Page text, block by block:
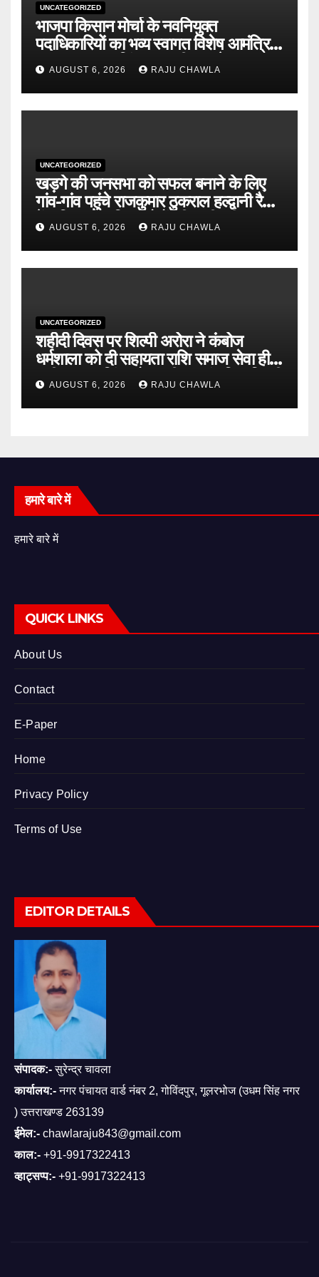
UNCATEGORIZED
भाजपा किसान मोर्चा के नवनियुक्त
पदाधिकारियों का भव्य स्वागत विशेष आमंत्रित
सदस्य हरलॉक सिंह नामधारी व प्रदेश
कार्यकारिणी सदस्य गोल्डी सूरी का हुआ सम्मान
AUGUST 6, 2026 RAJU CHAWLA
UNCATEGORIZED
खड़गे की जनसभा को सफल बनाने के लिए
गांव-गांव पहुंचे राजकुमार ठुकराल हल्द्वानी रैली
में अधिक से अधिक लोगों की भागीदारी का
किया आह्वान
AUGUST 6, 2026 RAJU CHAWLA
UNCATEGORIZED
शहीदी दिवस पर शिल्पी अरोरा ने कंबोज
धर्मशाला को दी सहायता राशि समाज सेवा ही
शहीद ऊधम सिंह को सच्ची श्रद्धांजलि : शिल्पी
अरोरा
AUGUST 6, 2026 RAJU CHAWLA
हमारे बारे में
हमारे बारे में
QUICK LINKS
About Us
Contact
E-Paper
Home
Privacy Policy
Terms of Use
EDITOR DETAILS
संपादक:-सुरेन्द्र चावला
कार्यालय:-नगर पंचायत वार्ड नंबर 2, गोविंदपुर, गूलरभोज (उधम सिंह नगर
) उत्तराखण्ड 263139
ईमेल:- chawlaraju843@gmail.com
काल:- +91-9917322413
व्हाट्सप्प:- +91-9917322413